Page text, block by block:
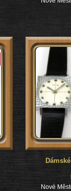
Nové